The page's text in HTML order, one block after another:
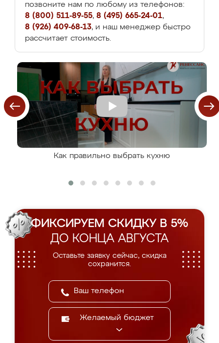
позвоните нам по любому из телефонов:
8 (800) 511-89-55, 8 (495) 665-24-01,
8 (926) 409-68-13, и наш менеджер быстро
рассчитает стоимость.
Как правильно выбрать кухню
ФИКСИРУЕМ СКИДКУ В 5%
ДО КОНЦА АВГУСТА
Оставьте заявку сейчас, скидка
сохранится.
Желаемый бюджет